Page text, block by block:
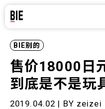
BIE别的
售价18000日
到底是不是玩
2019.04.02 | BY zeizei